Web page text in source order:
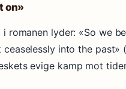
on»
i romanen lyder: «So we
into the past»
evige kamp mot